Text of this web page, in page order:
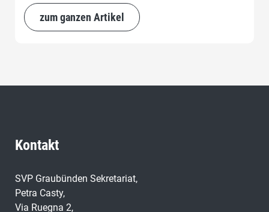
Wahlkreise anpassen, nämlich in Chur, Fünf Dörfer,
Oberengadin, Rhäzüns, Davos und Ilanz sowie im
zum ganzen Artikel
Kontakt
SVP Graubünden Sekretariat,
Petra Casty,
Via Ruegna 2,